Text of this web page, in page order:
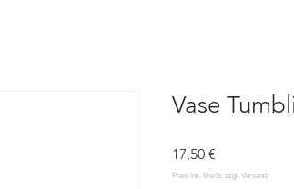
Vase
17,50 €